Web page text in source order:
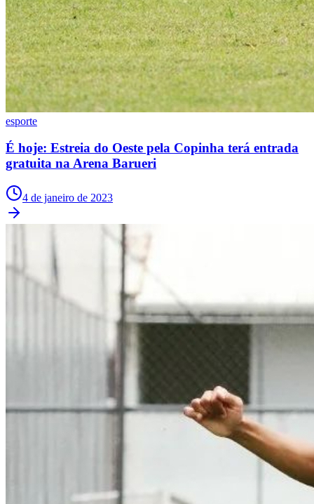
Cruzeiro
esporte
É hoje: Estreia do Oeste pela Copinha terá entrada
gratuita na Arena Barueri
4 de janeiro de 2023